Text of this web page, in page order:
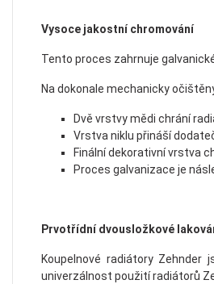
Vysoce jakostní chromování
Tento proces zahrnuje
Na dokonale mechanicky
Dvě vrstvy mědi chrání
Vrstva niklu přináší
Finální dekorativní vrstva
Proces galvanizace je
Prvotřídní dvousložkové
Koupelnové radiátory Zehnder
univerzálnost použití radiátorů